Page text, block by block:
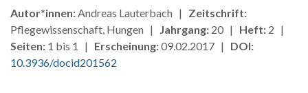
Autor*innen:Andreas Lauterbach | Zeitschrift:
Pflegewissenschaft, Hungen | Jahrgang: 20 | Heft: 2 |
Seiten: 1 bis 1 | Erscheinung:09.02.2017 | DOI:
10.3936/docid201562